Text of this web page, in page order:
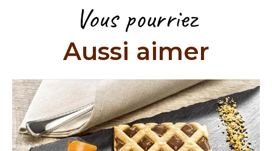
Vous pourriez
Aussi aimer